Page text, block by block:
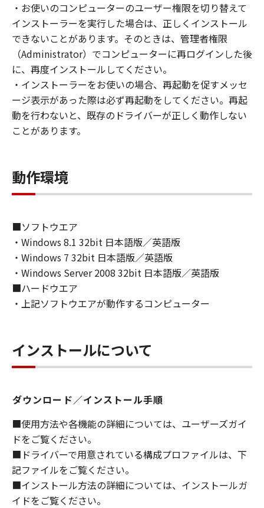
２．制限
(1) お客様は、再使用許諾、譲渡、販売、頒
布、リースもしくは貸与その他の方法により、
第三者に「本ソフトウェア」を使用させること
はできません。
(2) お客様は、「本ソフトウェア」の全部また
は一部を修正、改変、逆コンパイル、逆アセン
ブル、その他リバースエンジニアリング等する
ことはできません。また第三者にこのような行
為をさせてはなりません。
お客様は、「本ソフトウェア」に含まれるキヤ
ノンまたはキヤノンのライセンサーの著作権表
４．所有権
「本ソフトウェア」に係る権原および所有権
は、その内容によりキヤノンまたはキヤノンの
ライセンサーに帰属します。
より必要な許可等を得ることなしに、「本ソフ
トウェア」の全部または一部を、直接または間
接に輸出してはなりません。
６．サポートおよびアップデート
らの販売代理店および販売店、並びにキヤノン
のライセンサーは、お客様による「本ソフトウ
ェア」の使用を支援すること、および「本ソフ
トウェア」に対してアップデート、バグの修正
あるいはサポートを行うことについて、いかな
る責任も負うものではありません。
・お使いのコンピューターのユーザー権限を切り替えて
インストーラーを実行した場合は、正しくインストール
できないことがあります。そのときは、管理者権限
（Administrator）でコンピューターに再ログインした後
に、再度インストールしてください。
・インストーラーをお使いの場合、再起動を促すメッセ
ージ表示があった際は必ず再起動をしてください。再起
動を行わないと、既存のドライバーが正しく動作しない
ことがあります。
動作環境
■ソフトウエア
・Windows 8.1 32bit 日本語版／英語版
・Windows 7 32bit 日本語版／英語版
・Windows Server 2008 32bit 日本語版／英語版
■ハードウエア
・上記ソフトウエアが動作するコンピューター
インストールについて
ダウンロード／インストール手順
■使用方法や各機能の詳細については、ユーザーズガイ
ドをご覧ください。
■ドライバーで用意されている構成プロファイルは、下
記ファイルをご覧ください。
■インストール方法の詳細については、インストールガ
イドをご覧ください。